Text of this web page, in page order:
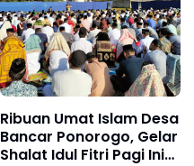
Ribuan Umat Islam Desa
Bancar Ponorogo, Gelar
Shalat Idul Fitri Pagi Ini